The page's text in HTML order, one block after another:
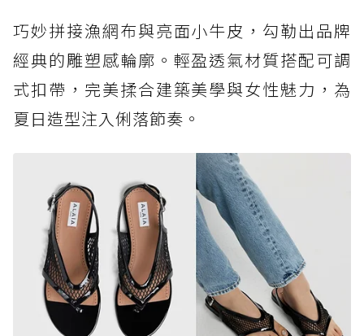
巧妙拼接漁網布與亮面小牛皮，勾勒出品牌
經典的雕塑感輪廓。輕盈透氣材質搭配可調
式扣帶，完美揉合建築美學與女性魅力，為
夏日造型注入俐落節奏。